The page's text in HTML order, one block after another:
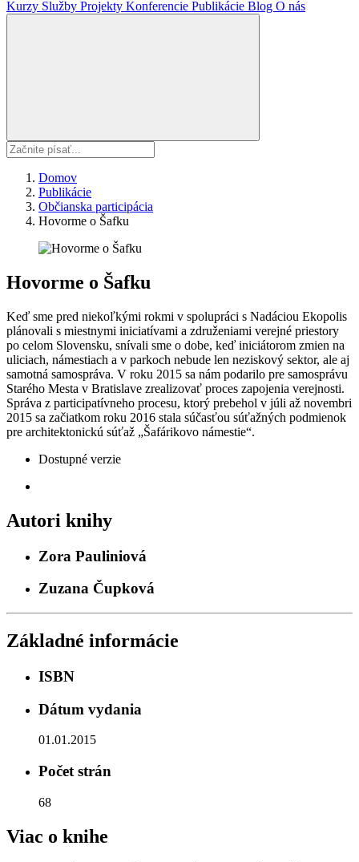
Kurzy Služby Projekty Konferencie Publikácie Blog O nás
Domov
Publikácie
Občianska participácia
Hovorme o Šafku
Hovorme o Šafku
Keď sme pred niekoľkými rokmi v spolupráci s Nadáciou Ekopolis
plánovali s miestnymi iniciatívami a združeniami verejné priestory
po celom Slovensku, snívali sme o dobe, keď iniciátorom zmien na
uliciach, námestiach a v parkoch nebude len neziskový sektor, ale aj
samotná samospráva. V roku 2015 sa nám podarilo pre samosprávu
Starého Mesta v Bratislave zrealizovať proces zapojenia verejnosti.
Správa z participatívneho procesu, ktorý prebehol v júli až novembri
2015 sa začiatkom roku 2016 stala súčasťou súťažných podmienok
pre architektonickú súťaž „Šafárikovo námestie“.
Dostupné verzie
Autori knihy
Zora Pauliniová
Zuzana Čupková
Základné informácie
ISBN
Dátum vydania
01.01.2015
Počet strán
68
Viac o knihe